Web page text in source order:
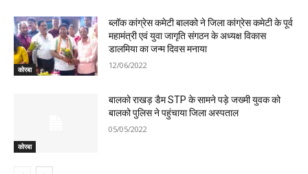
कोरबा
ब्लॉक कांग्रेस कमेटी बालको ने जिला कांग्रेस कमेटी के पूर्व
महामंत्री एवं युवा जागृति संगठन के अध्यक्ष विकास
डालमिया का जन्म दिवस मनाया
12/06/2022
कोरबा
बालको राखड़ डैम STP के सामने पड़े जख्मी युवक को
बालको पुलिस ने पहुंचाया जिला अस्पताल
05/05/2022